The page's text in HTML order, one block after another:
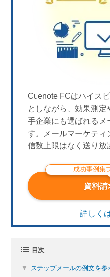
Cuenote FCはハイス
としながら、効果測定
手企業にも選ばれるメ
す。メールマーケティ
信数上限はなく送り放
成功事例集
資料請
詳しく
目次
ステップメールの例文を